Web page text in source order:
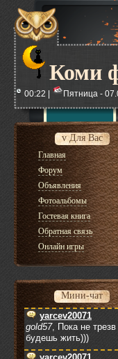
Коми
00:22 | Пятница -
v Для Вас
Главная
Форум
Объявления
Фотоальбомы
Гостевая книга
Обратная связь
Онлайн игры
Мини-чат